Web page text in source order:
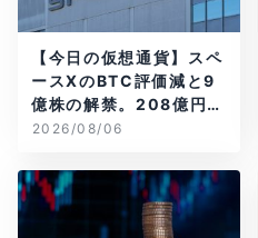
【今日の仮想通貨】スペ
ースXのBTC評価減と9
億株の解禁。208億円相
当のBTCが盗難
2026/08/06